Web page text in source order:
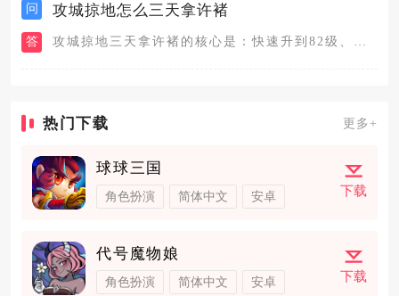
问 攻城掠地怎么三天拿许褚
答
热门下载 更多+
球球三国
角色扮演 简体中文 安卓 下载
代号魔物娘
角色扮演 简体中文 安卓 下载